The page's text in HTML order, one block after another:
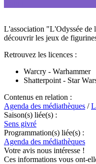
L'association "L'Odyssée de
découvrir les jeux de
Retrouvez les licences :
Warcry - Warhammer
Shatterpoint - Star
Contenus en relation :
Agenda des médiathèques /
Saison(s) liée(s) :
Sens givré
Programmation(s) liée(s) :
Agenda des médiathèques
Votre avis nous intéresse !
Ces informations vous ont-